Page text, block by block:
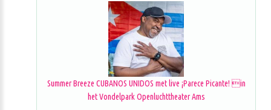
Summer Breeze CUBANOS UNIDOS met live ¡Parece Picante! in
het Vondelpark Openluchttheater Ams